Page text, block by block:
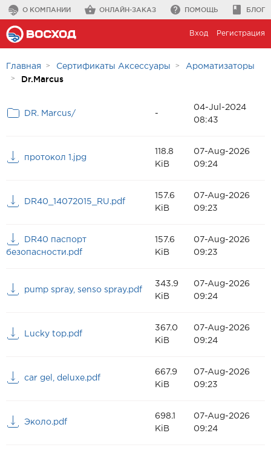
О КОМПАНИИ ОНЛАЙН-ЗАКАЗ ПОМОЩЬ БЛОГ
Вход Регистрация
Главная Сертификаты Аксессуары Ароматизаторы
Dr.Marcus
DR. Marcus/ -
04-Jul-2024
08:43
протокол 1.jpg
118.8
KiB
07-Aug-2026
09:24
DR40_14072015_RU.pdf
157.6
KiB
07-Aug-2026
09:23
DR40 паспорт
безопасности.pdf
157.6
KiB
07-Aug-2026
09:23
pump spray, senso spray.pdf
343.9
KiB
07-Aug-2026
09:24
Lucky top.pdf
367.0
KiB
07-Aug-2026
09:24
car gel, deluxe.pdf
667.9
KiB
07-Aug-2026
09:23
Эколо.pdf
698.1
KiB
07-Aug-2026
09:24